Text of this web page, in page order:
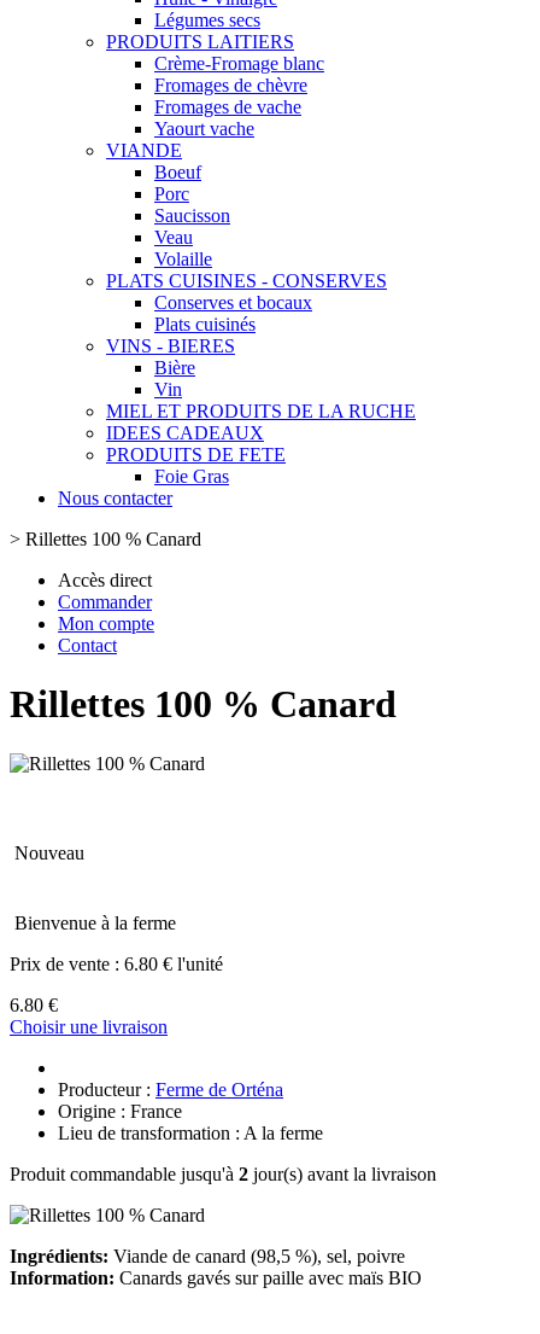
Légumes secs
PRODUITS LAITIERS
Crème-Fromage blanc
Fromages de chèvre
Fromages de vache
Yaourt vache
VIANDE
Boeuf
Porc
Saucisson
Veau
Volaille
PLATS CUISINES - CONSERVES
Conserves et bocaux
Plats cuisinés
VINS - BIERES
Bière
Vin
MIEL ET PRODUITS DE LA RUCHE
IDEES CADEAUX
PRODUITS DE FETE
Foie Gras
Nous contacter
> Rillettes 100 % Canard
Accès direct
Commander
Mon compte
Contact
Rillettes 100 % Canard
Nouveau
Bienvenue à la ferme
Prix de vente : 6.80 € l'unité
6.80 €
Choisir une livraison
Producteur : Ferme de Orténa
Origine : France
Lieu de transformation : A la ferme
Produit commandable jusqu'à 2 jour(s) avant la livraison
Ingrédients: Viande de canard (98,5 %), sel, poivre
Information: Canards gavés sur paille avec maïs BIO